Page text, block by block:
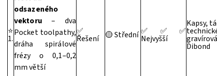
⭐
1.
odsazeného
vektoru – dva
Pocket toolpathy,
dráha spirálové
frézy o 0,1–0,2
mm větší
✅
Řešení 🟡 Střední ✅✅✅
Nejvyšší
Kapsy,
Dibond